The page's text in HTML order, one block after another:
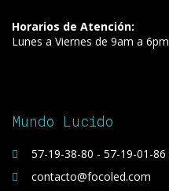
Horarios de Atención:
Lunes a Viernes de 9am a 6pm
Mundo Lucido
57-19-38-80 - 57-19-01-86
contacto@focoled.com